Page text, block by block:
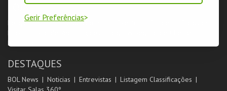
Gerir Preferências
LOJA
Pesquisar Carrinho de compras
Packs
Minha Conta
DESTAQUES
BOL News Noticias Entrevistas
Listagem Classificações